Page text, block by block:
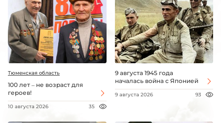
Тюменская область
100 лет – не возраст для
героев!
10 августа 2026 35
9 августа 1945 года
началась война с Японией
9 августа 2026 93